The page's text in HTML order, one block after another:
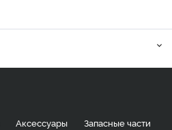
Аксессуары Запасные части